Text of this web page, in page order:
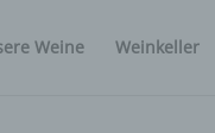
Weine Weinkeller